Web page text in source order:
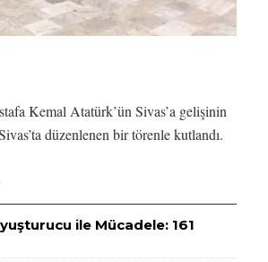
Kemal Atatürk’ün Sivas’a gelişinin
düzenlenen bir törenle kutlandı.
ile Mücadele: 161